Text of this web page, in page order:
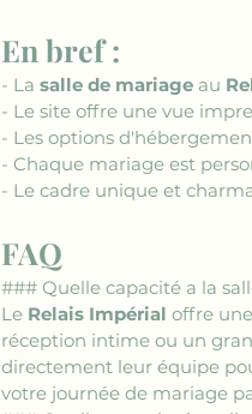
En bref :
- La salle de mariage au
- Le site offre une vue
- Les options
- Chaque mariage est
- Le cadre unique et
FAQ
### Quelle capacité a la
Le Relais Impérial offre une
réception intime ou un
directement leur équipe
votre journée de mariage